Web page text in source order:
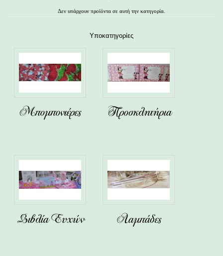
Δεν υπάρχουν προϊόντα σε αυτή την κατηγορία.
Υποκατηγορίες
Μπομπονιέρες Προσκλητήρια
Βιβλία Ευχών Λαμπάδες